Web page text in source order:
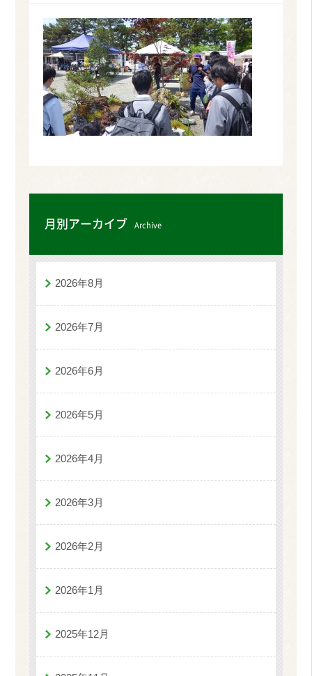
月別アーカイブ Archive
2026年8月
2026年7月
2026年6月
2026年5月
2026年4月
2026年3月
2026年2月
2026年1月
2025年12月